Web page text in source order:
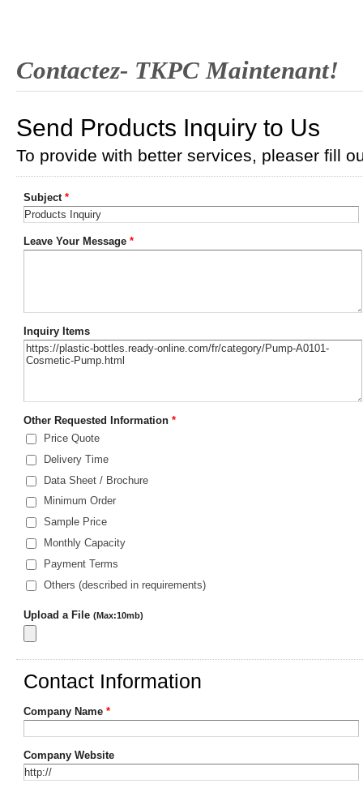
Contactez- TKPC Maintenant!